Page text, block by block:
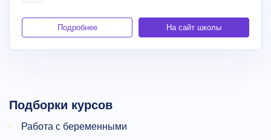
Подробнее На сайт школы
Подборки курсов
Работа с беременными